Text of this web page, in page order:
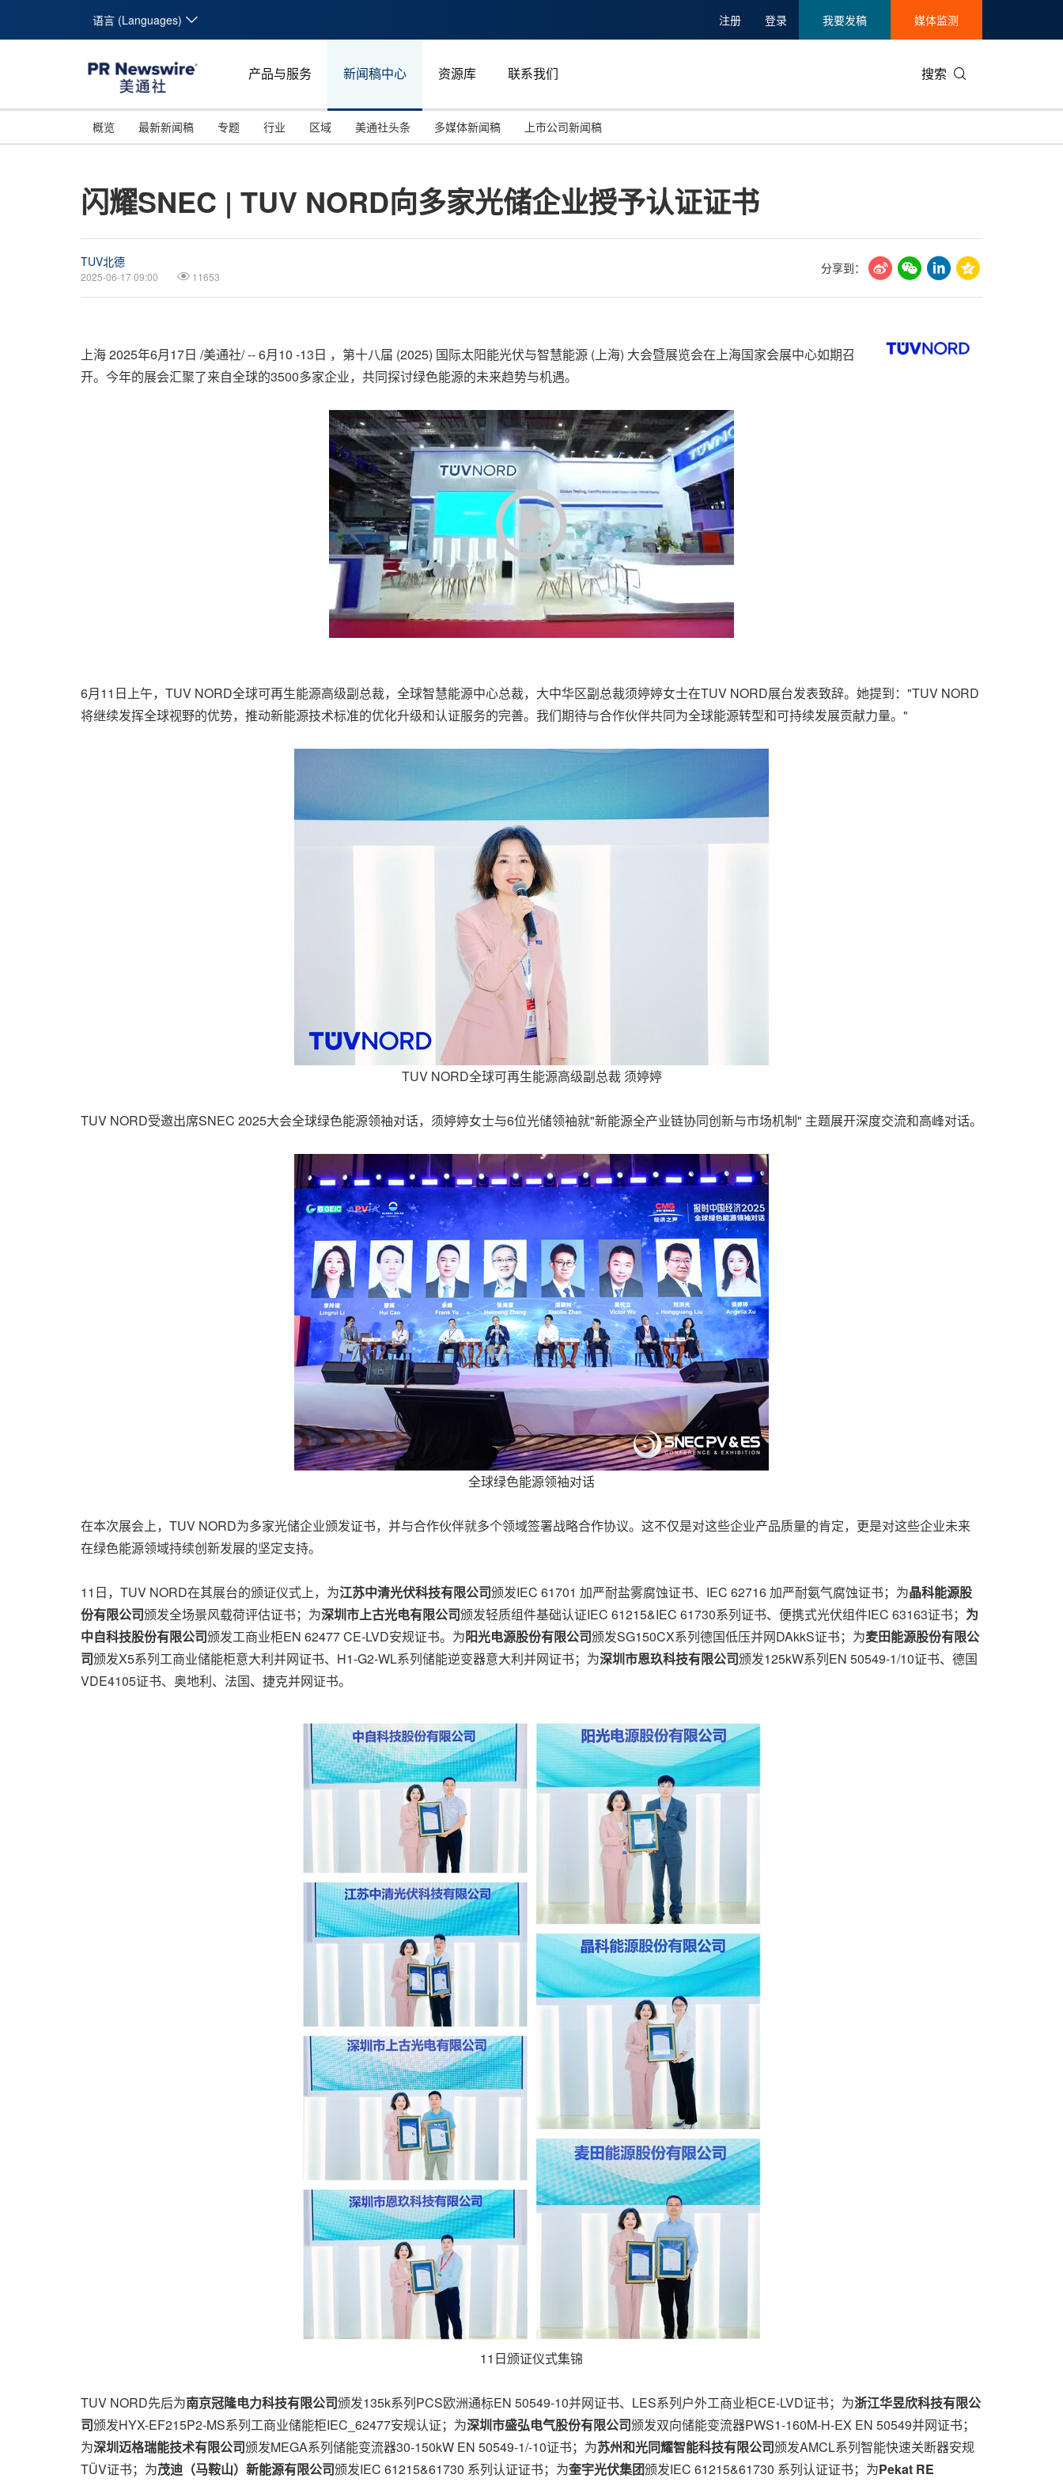
语言 (Languages) 注册 登录 我要发稿 媒体监测
产品与服务 新闻稿中心 资源库 联系我们 搜索
概览 最新新闻稿 专题
投资并购
美国临床肿瘤学会(ASCO)
行业
能源化工与环保
区域
马来西亚
美通社头条 多媒体新闻稿 上市公司新闻稿
闪耀SNEC | TUV NORD向多家光储企业授予认证证书
TUV北德
2025-06-17 09:00 11653
分享到：
上海2025年6月17日 /美通社/ -- 6月10 -13日 ，第十八届 (2025) 国际太阳能光伏与智慧能源 (上海) 大会暨展览会在上海国家会展中心如期召
开。今年的展会汇聚了来自全球的3500多家企业，共同探讨绿色能源的未来趋势与机遇。
6月11日上午，TUV NORD全球可再生能源高级副总裁，全球智慧能源中心总裁，大中华区副总裁须婷婷女士在TUV NORD展台发表致辞。她提到："TUV NORD
将继续发挥全球视野的优势，推动新能源技术标准的优化升级和认证服务的完善。我们期待与合作伙伴共同为全球能源转型和可持续发展贡献力量。"
TUV NORD全球可再生能源高级副总裁 须婷婷
TUV NORD受邀出席SNEC 2025大会全球绿色能源领袖对话，须婷婷女士与6位光储领袖就"新能源全产业链协同创新与市场机制" 主题展开深度交流和高峰对话。
全球绿色能源领袖对话
在本次展会上，TUV NORD为多家光储企业颁发证书，并与合作伙伴就多个领域签署战略合作协议。这不仅是对这些企业产品质量的肯定，更是对这些企业未来
在绿色能源领域持续创新发展的坚定支持。
11日，TUV NORD在其展台的颁证仪式上，为江苏中清光伏科技有限公司颁发IEC 61701 加严耐盐雾腐蚀证书、IEC 62716 加严耐氨气腐蚀证书；为晶科能源股
份有限公司颁发全场景风载荷评估证书；为深圳市上古光电有限公司颁发轻质组件基础认证IEC 61215&IEC 61730系列证书、便携式光伏组件IEC 63163证书； 为
中自科技股份有限公司颁发工商业柜EN 62477 CE-LVD安规证书。为阳光电源股份有限公司颁发SG150CX系列德国低压并网DAkkS证书；为麦田能源股份有限公
司颁发X5系列工商业储能柜意大利并网证书、H1-G2-WL系列储能逆变器意大利并网证书；为深圳市恩玖科技有限公司颁发125kW系列EN 50549-1/10证书、德国
VDE4105证书、奥地利、法国、捷克并网证书。
11日颁证仪式集锦
TUV NORD先后为南京冠隆电力科技有限公司颁发135k系列PCS欧洲通标EN 50549-10并网证书、LES系列户外工商业柜CE-LVD证书；为浙江华昱欣科技有限公
司颁发HYX-EF215P2-MS系列工商业储能柜IEC_62477安规认证；为深圳市盛弘电气股份有限公司颁发双向储能变流器PWS1-160M-H-EX EN 50549并网证书；
为深圳迈格瑞能技术有限公司颁发MEGA系列储能变流器30-150kW EN 50549-1/-10证书；为苏州和光同耀智能科技有限公司颁发AMCL系列智能快速关断器安规
TÜV证书；为茂迪（马鞍山）新能源有限公司颁发IEC 61215&61730 系列认证证书；为奎宇光伏集团颁发IEC 61215&61730 系列认证证书；为Pekat RE